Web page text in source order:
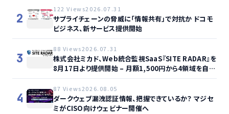
2
122 Views2026.07.31
サプライチェーンの脅威に「情報共有」で対抗か ドコモ
ビジネス、新サービス提供開始
3
88 Views2026.07.31
株式会社ミカド、Web統合監視SaaS『SITE RADAR』を
8月17日より提供開始 – 月額1,500円から4領域を自動
監視、動的サイト…
4
87 Views2026.08.05
ダークウェブ漏洩認証情報、把握できているか？ マジセ
ミがCISO向けウェビナー開催へ